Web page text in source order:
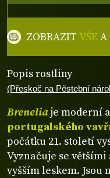
Popis rostliny
(Přeskoč na Pěstební
Breneliaje moderní
portugalského
počátku 21. století
Vyznačuje se
vyšším leskem. Jsou
ZOBRAZITVŠE A